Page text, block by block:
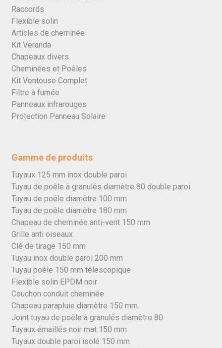
Raccords
Flexible solin
Articles de cheminée
Kit Veranda
Chapeaux divers
Cheminées et Poêles
Kit Ventouse Complet
Filtre à fumée
Panneaux infrarouges
Protection Panneau Solaire
Gamme de produits
Tuyaux 125 mm inox double paroi
Tuyau de poêle à granulés diamètre 80 double paroi
Tuyau de poêle diamètre 100 mm
Tuyau de poêle diamètre 180 mm
Chapeau de cheminée anti-vent 150 mm
Grille anti oiseaux
Clé de tirage 150 mm
Tuyau inox double paroi 200 mm
Tuyau poêle 150 mm télescopique
Flexible solin EPDM noir
Couchon conduit cheminée
Chapeau parapluie diamètre 150 mm
Joint tuyau de poêle à granulés diamètre 80
Tuyaux émaillés noir mat 150 mm
Tuyaux double paroi isolé 150 mm